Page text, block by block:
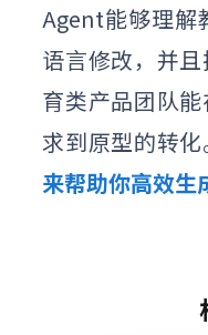
Agent能够理解
语言修改，并
育类产品团队
求到原型的转化
来帮助你高效生